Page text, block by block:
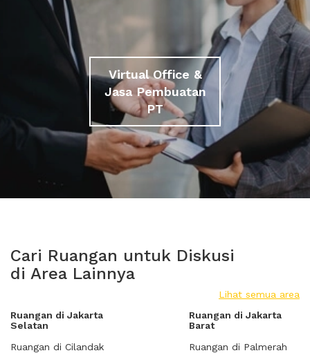
Virtual Office &
Jasa Pembuatan
PT
Cari Ruangan untuk Diskusi
di Area Lainnya
Lihat semua area
Ruangan di Jakarta
Selatan
Ruangan di Cilandak
Ruangan di Jakarta
Barat
Ruangan di Palmerah